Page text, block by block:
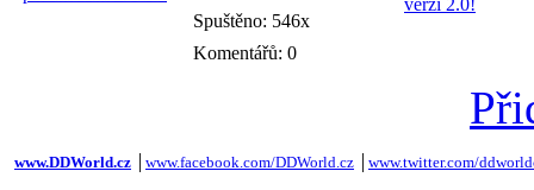
Spuštěno: 546x
Komentářů: 0
www.DDWorld.cz www.facebook.com/DDWorld.cz www.twitter.com/